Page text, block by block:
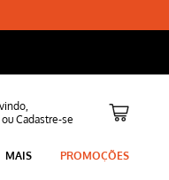
MAIS PROMOÇÕES